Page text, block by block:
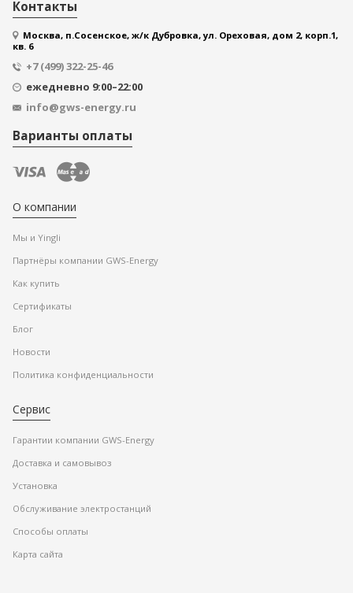
Контакты
Москва, п.Сосенское, ж/к Дубровка, ул. Ореховая, дом 2, корп.1,
кв. 6
+7 (499) 322-25-46
ежедневно 9:00–22:00
info@gws-energy.ru
Варианты оплаты
О компании
Мы и Yingli
Партнёры компании GWS-Energy
Как купить
Сертификаты
Блог
Новости
Политика конфиденциальности
Сервис
Гарантии компании GWS-Energy
Доставка и самовывоз
Установка
Обслуживание электростанций
Способы оплаты
Карта сайта